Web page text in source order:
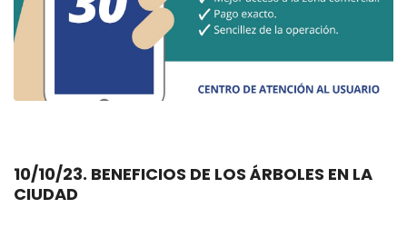
10/10/23. BENEFICIOS DE LOS ÁRBOLES EN LA
CIUDAD